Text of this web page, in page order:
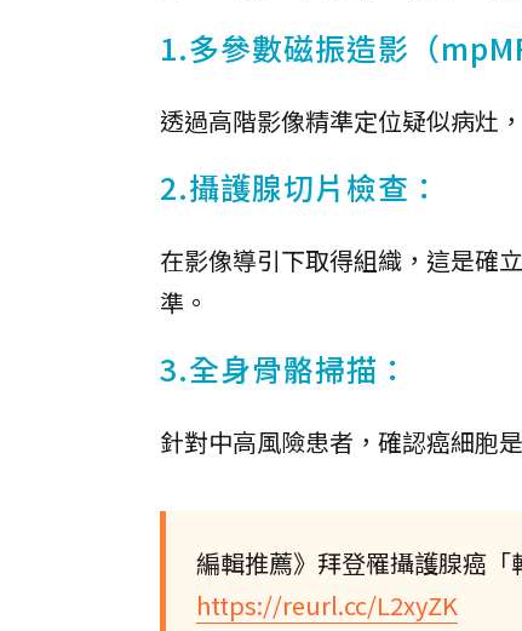
1.多參數磁振造影（
透過高階影像精準定位疑似病灶
2.攝護腺切片檢查：
在影像導引下取得組織，這是確
準。
3.全身骨骼掃描：
針對中高風險患者，確認癌細胞
編輯推薦》拜登罹攝護腺癌「
https://reurl.cc/L2xyZK